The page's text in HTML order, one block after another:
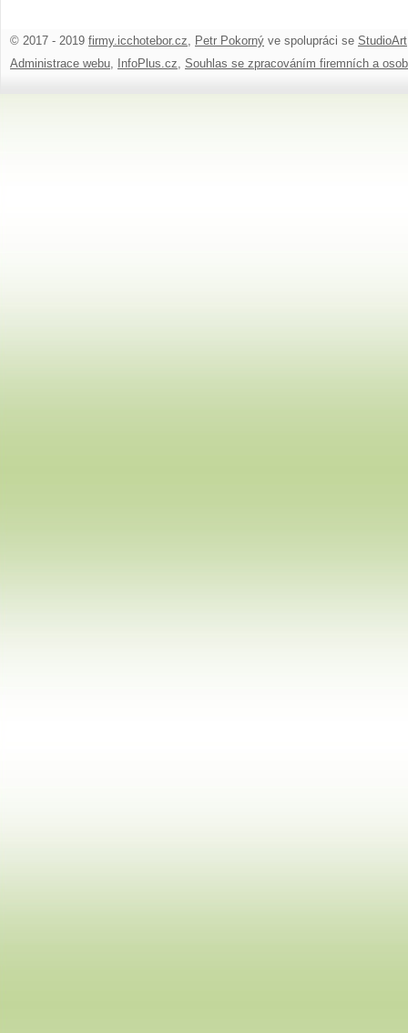
© 2017 - 2019 firmy.icchotebor.cz, Petr Pokorný ve spolupráci se StudioArt
Administrace webu, InfoPlus.cz, Souhlas se zpracováním firemních a